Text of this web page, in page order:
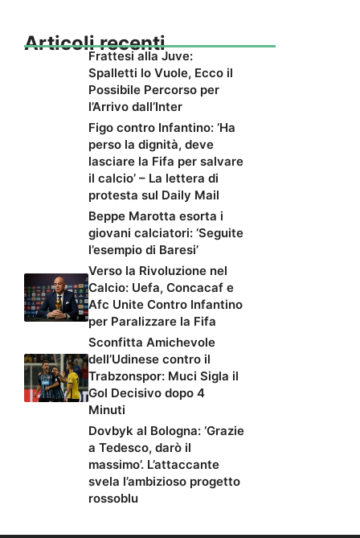
Articoli recenti
Frattesi alla Juve:
Spalletti lo Vuole, Ecco il
Possibile Percorso per
l’Arrivo dall’Inter
Figo contro Infantino: ‘Ha
perso la dignità, deve
lasciare la Fifa per salvare
il calcio’ – La lettera di
protesta sul Daily Mail
Beppe Marotta esorta i
giovani calciatori: ‘Seguite
l’esempio di Baresi’
Verso la Rivoluzione nel
Calcio: Uefa, Concacaf e
Afc Unite Contro Infantino
per Paralizzare la Fifa
Sconfitta Amichevole
dell’Udinese contro il
Trabzonspor: Muci Sigla il
Gol Decisivo dopo 4
Minuti
Dovbyk al Bologna: ‘Grazie
a Tedesco, darò il
massimo’. L’attaccante
svela l’ambizioso progetto
rossoblu